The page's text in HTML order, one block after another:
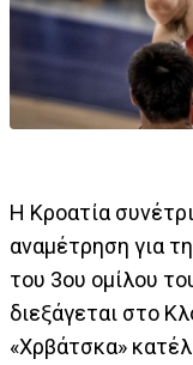
Η Κροατία
αναμέτρηση για
του 3ου ομίλου
διεξάγεται στο
«Χρβάτσκα»